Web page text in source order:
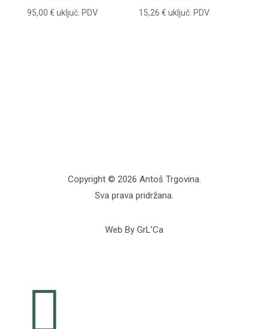
95,00 € uključ. PDV 15,26€ uključ. PDV
Copyright © 2026 Antoš Trgovina.
Sva prava pridržana.
Web By GrL’Ca
